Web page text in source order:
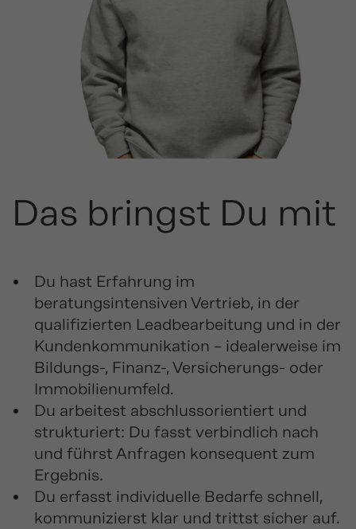
Das bringst Du mit
Du hast Erfahrung im
beratungsintensiven Vertrieb, in der
qualifizierten Leadbearbeitung und in der
Kundenkommunikation – idealerweise im
Bildungs-, Finanz-, Versicherungs- oder
Immobilienumfeld.
Du arbeitest abschlussorientiert und
strukturiert: Du fasst verbindlich nach
und führst Anfragen konsequent zum
Ergebnis.
Du erfasst individuelle Bedarfe schnell,
kommunizierst klar und trittst sicher auf.